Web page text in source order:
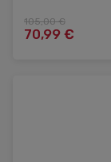
105,00 €
70,99 €